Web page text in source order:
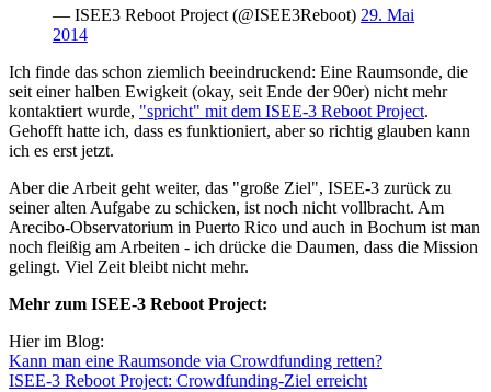
— ISEE3 Reboot Project (@ISEE3Reboot) 29. Mai
2014
Ich finde das schon ziemlich beeindruckend: Eine Raumsonde, die
seit einer halben Ewigkeit (okay, seit Ende der 90er) nicht mehr
kontaktiert wurde, "spricht" mit dem ISEE-3 Reboot Project.
Gehofft hatte ich, dass es funktioniert, aber so richtig glauben kann
ich es erst jetzt.
Aber die Arbeit geht weiter, das "große Ziel", ISEE-3 zurück zu
seiner alten Aufgabe zu schicken, ist noch nicht vollbracht. Am
Arecibo-Observatorium in Puerto Rico und auch in Bochum ist man
noch fleißig am Arbeiten - ich drücke die Daumen, dass die Mission
gelingt. Viel Zeit bleibt nicht mehr.
Mehr zum ISEE-3 Reboot Project:
Hier im Blog:
Kann man eine Raumsonde via Crowdfunding retten?
ISEE-3 Reboot Project: Crowdfunding-Ziel erreicht